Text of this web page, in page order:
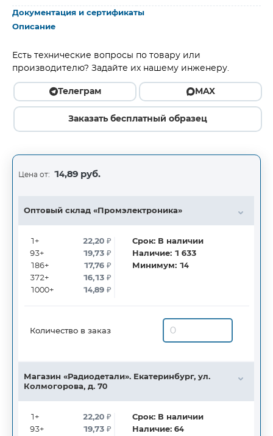
Документация и сертификаты
Описание
Есть технические вопросы по товару или
производителю? Задайте их нашему инженеру.
Телеграм MAX
Заказать бесплатный образец
Цена от: 14,89 руб.
Оптовый склад «Промэлектроника»
1+
93+
186+
372+
1000+
22,20₽
19,73₽
17,76₽
16,13₽
14,89₽
Срок: В наличии
Наличие: 1 633
Минимум: 14
Количество в заказ
Магазин «Радиодетали». Екатеринбург, ул.
Колмогорова, д. 70
1+
93+
22,20₽
19,73₽
Срок: В наличии
Наличие:64